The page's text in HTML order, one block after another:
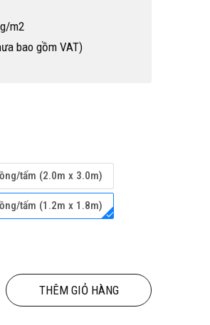
VINYL KHÁNG KHUẨN
PTN-NICKO
m2
bao gồm VAT)
tấm (2.0m x 3.0m)
tấm (1.2m x 1.8m)
THÊM GIỎ HÀNG